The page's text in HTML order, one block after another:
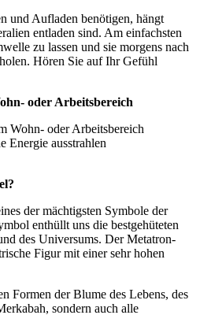
und Aufladen benötigen, hängt
entladen sind. Am einfachsten
zu lassen und sie morgens nach
Hören Sie auf Ihr Gefühl
oder Arbeitsbereich
Wohn- oder Arbeitsbereich
Energie ausstrahlen
der mächtigsten Symbole der
enthüllt uns die bestgehüteten
des Universums. Der Metatron-
Figur mit einer sehr hohen
Formen der Blume des Lebens, des
sondern auch alle